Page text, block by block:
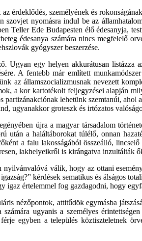
azérdeklődés, személyének és
szovjet nyomásra indul beaz
Teller Ede Budapesten élő édesanyja,
édesanya számára nincs megfelelő
gyógyszer beszerzése.
Ugyan egy helyen akkurátusan listázza
A fentebb már említett
az államszocializmusnak nevezett
a kor kartotékolt feljegyzései alapján
partizánakciónak lehetünk szemtanúi,
ugyanakkor groteszk és irtózatos
újra a magyar társadalom
a haláltáborokat túlélő, onnan
a falu lakosságából összeálló,
lakhelyeikről is kirángatva inzultálták
válik, hogy az ottani
kérdések sematikus és álságos
igaz értelemmel fog gazdagodni, hogy
nézőpontok, attitűdök egymásba
ugyanis a személyes
egyben a település köztiszteletnek